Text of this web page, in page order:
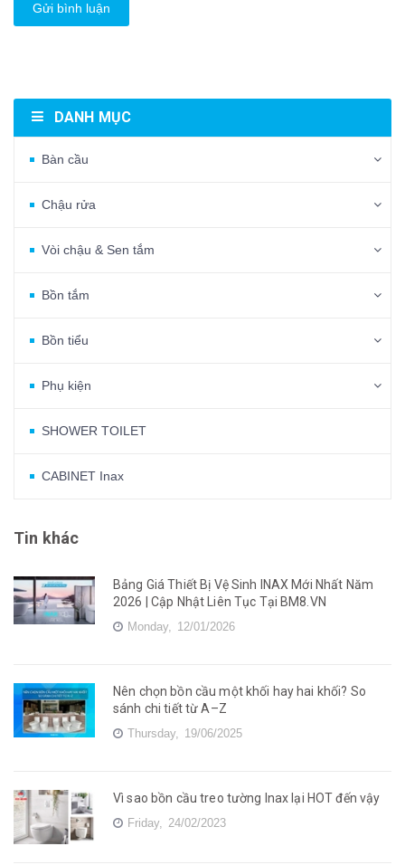
Gửi bình luận
DANH MỤC
Bàn cầu
Chậu rửa
Vòi chậu & Sen tắm
Bồn tắm
Bồn tiểu
Phụ kiện
SHOWER TOILET
CABINET Inax
Tin khác
Bảng Giá Thiết Bị Vệ Sinh INAX Mới Nhất Năm
2026 | Cập Nhật Liên Tục Tại BM8.VN
Monday, 12/01/2026
Nên chọn bồn cầu một khối hay hai khối? So
sánh chi tiết từ A–Z
Thursday, 19/06/2025
Vì sao bồn cầu treo tường Inax lại HOT đến vậy
Friday, 24/02/2023